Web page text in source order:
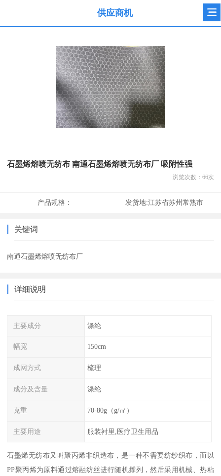
供应商机
石墨烯熔喷无纺布 南通石墨烯熔喷无纺布厂 吸附性强
浏览次数： 66次
产品规格： 发货地:江苏省苏州常熟市
关键词
南通石墨烯熔喷无纺布厂
详细说明
主要成分 涤纶
幅宽 150cm
成网方式 梳理
成分及含量 涤纶
克重 70-80g（g/㎡）
主要用途 服装衬里,医疗卫生用品
石墨烯无纺布又叫聚丙烯非织造布，是一种不需要纺纱织布，而以
PP聚丙烯为原料通过熔融纺丝进行随机撑列，然后采用机械、热粘